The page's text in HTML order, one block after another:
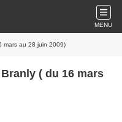
MENU
mars au 28 juin 2009)
( du 16 mars